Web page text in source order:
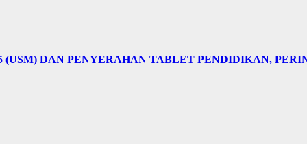
DAN PENYERAHAN TABLET PENDIDIKAN,